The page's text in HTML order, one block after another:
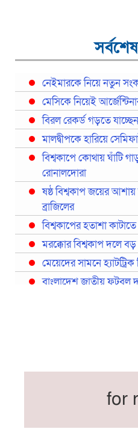
নেইমারকে নিয়ে নতুন
মেসিকে নিয়েই
বিরল রেকর্ড গড়তে
মালদ্বীপকে হারিয়ে
বিশ্বকাপে কোথায় ঘাঁটি
রোনালদোরা
ষষ্ঠ বিশ্বকাপ জয়ের
ব্রাজিলের
বিশ্বকাপের হতাশা
মরক্কোর বিশ্বকাপ দলে
মেয়েদের সামনে
বাংলাদেশ জাতীয়
সরিয়ে নিয়েছে ইরান
বর্ষসেরা ক্রীড়াবিদ ও
for